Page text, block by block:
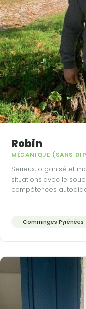
Robin
MÉCANIQUE (SANS
Sérieux, organisé et
situations avec le
compétences
Comminges Pyrénées